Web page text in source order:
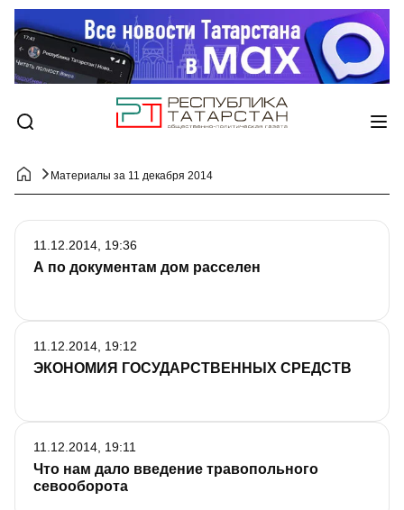
Материалы за 11 декабря 2014
А по документам дом расселен
11.12.2014, 19:36
ЭКОНОМИЯ ГОСУДАРСТВЕННЫХ СРЕДСТВ
11.12.2014, 19:12
Что нам дало введение травопольного
севооборота
11.12.2014, 19:11